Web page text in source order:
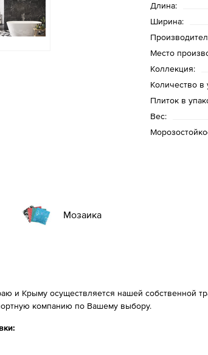
Длина:
Ширина:
Место
Коллекция:
Количество в
Плиток в
Вес:
Мозаика
и Крыму осуществляется нашей собственной
компанию по Вашему выбору.